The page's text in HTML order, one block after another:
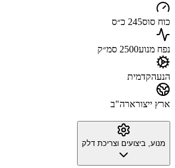
כוח סוס245 כ״ס
נפח מנוע2500 סמ״ק
הנעהקדמית
ארץ ייצורארה"ב
מנוע, ביצועים וצריכת דלק